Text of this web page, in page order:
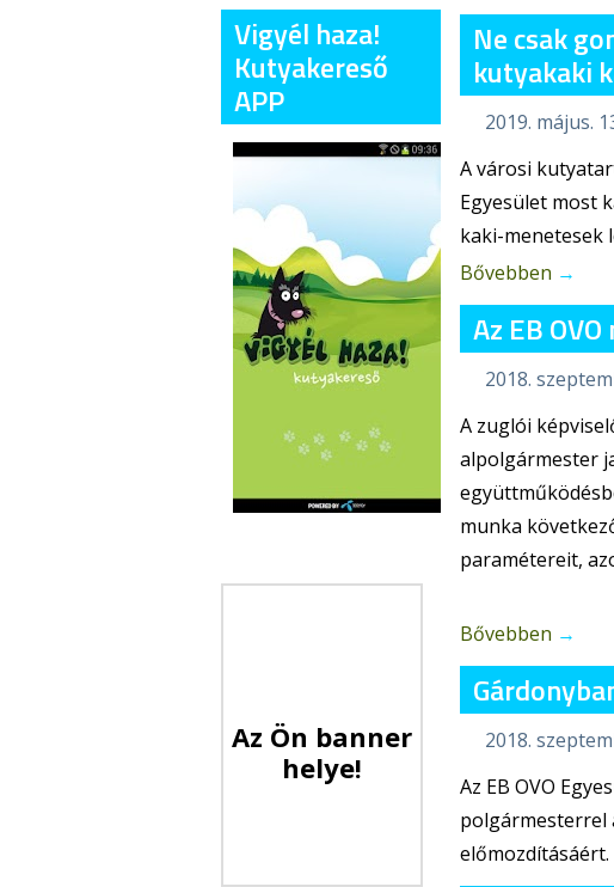
Vigyél haza!
Kutyakereső
APP
Az Ön banner
helye!
Ne csak
kutyakaki
2019. május.
A városi
Egyesület most
kaki-menetesek
Bővebben →
Az EB
2018.
A zuglói
alpolgármester
munka
paramétereit,
Bővebben →
2018.
Az EB OVO
polgármesterrel
előmozdításáért.